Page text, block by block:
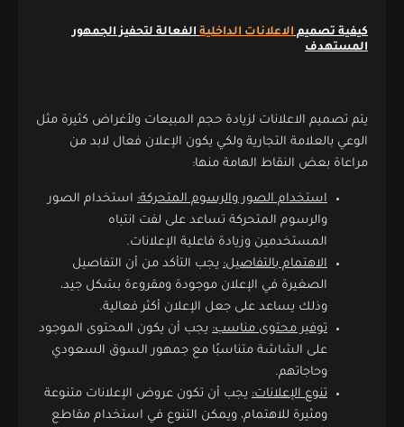
كيفية تصميمالاعلانات الداخليةالفعالة لتحفيز الجمهور
المستهدف
يتم تصميم الاعلانات لزيادة حجم المبيعات ولأغراض كثيرة مثل
الوعي بالعلامة التجارية ولكي يكون الإعلان فعال لابد من
مراعاة بعض النقاط الهامة منها:
استخدام الصور والرسوم المتحركة: استخدام الصور
والرسوم المتحركة تساعد على لفت انتباه
المستخدمين وزيادة فاعلية الإعلانات.
الاهتمام بالتفاصيل: يجب التأكد من أن التفاصيل
الصغيرة في الإعلان موجودة ومقروءة بشكل جيد،
وذلك يساعد على جعل الإعلان أكثر فعالية.
توفير محتوى مناسب: يجب أن يكون المحتوى الموجود
على الشاشة متناسبًا مع جمهور السوق السعودي
وحاجاتهم.
تنوع الإعلانات: يجب أن تكون عروض الإعلانات متنوعة
ومثيرة للاهتمام، ويمكن التنوع في استخدام مقاطع